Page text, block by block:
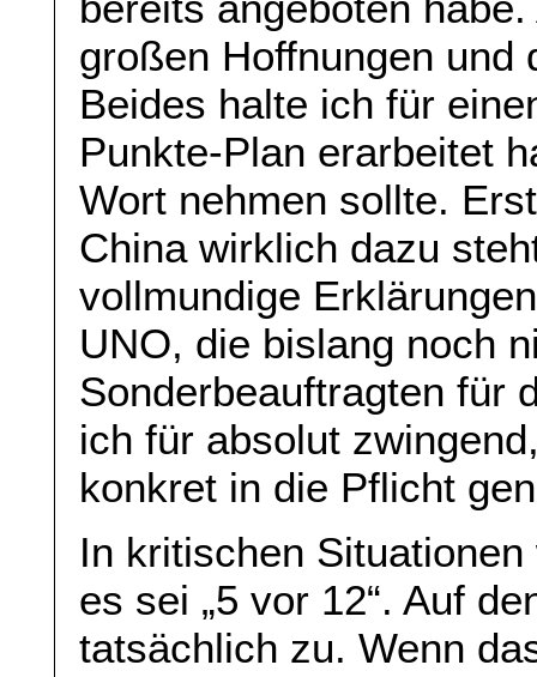
großen Hoffnungen und
Beides halte ich für
Punkte-Plan erarbeitet
Wort nehmen sollte.
China wirklich dazu
vollmundige
UNO, die bislang noch
Sonderbeauftragten für
ich für absolut
konkret in die Pflicht
In kritischen
es sei „5 vor 12“. Auf
tatsächlich zu. Wenn